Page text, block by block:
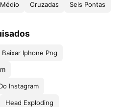
Cruzadas Seis Pontas
Baixar Iphone Png
Instagram
Head Exploding